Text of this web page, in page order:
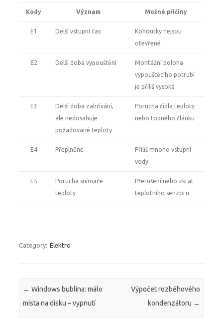
Kody Význam Možné příčiny
E1 Delší vstupní čas
Kohoutky nejsou
otevřené
E2 Delší doba vypouštění
Montážní poloha
vypouštěcího potrubí
je příliš vysoká
E3
Delší doba zahřívání,
ale nedosahuje
požadované teploty
Porucha čidla teploty
nebo topného článku
E4 Přeplněné
Příliš mnoho vstupní
vody
E5
Porucha snímače
teploty
Přerušení nebo zkrat
teplotního senzoru
Category: Elektro
Post navigation
← Windows bublina: málo
místa na disku – vypnutí
Výpočet rozběhového
kondenzátoru →